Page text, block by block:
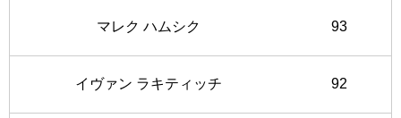
マレク ハムシク 93
イヴァン ラキティッチ 92